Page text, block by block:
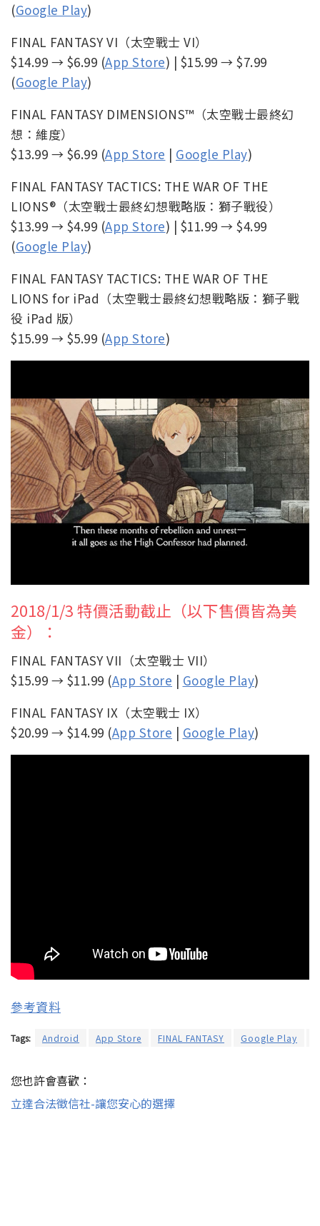
(Google Play)
FINAL FANTASY VI（太空戰士 VI）
$14.99 → $6.99 (App Store) | $15.99 → $7.99
(Google Play)
FINAL FANTASY DIMENSIONS™（太空戰士最終幻
想：維度）
$13.99 → $6.99 (App Store | Google Play)
FINAL FANTASY TACTICS: THE WAR OF THE
LIONS®（太空戰士最終幻想戰略版：獅子戰役）
$13.99 → $4.99 (App Store) | $11.99 → $4.99
(Google Play)
FINAL FANTASY TACTICS: THE WAR OF THE
LIONS for iPad（太空戰士最終幻想戰略版：獅子戰
役 iPad 版）
$15.99 → $5.99 (App Store)
2018/1/3 特價活動截止（以下售價皆為美
金）：
FINAL FANTASY VII（太空戰士 VII）
$15.99 → $11.99 (App Store | Google Play)
FINAL FANTASY IX（太空戰士 IX）
$20.99 → $14.99 (App Store | Google Play)
參考資料
Tags: Android App Store FINAL FANTASY Google Play
您也許會喜歡：
立達合法徵信社-讓您安心的選擇